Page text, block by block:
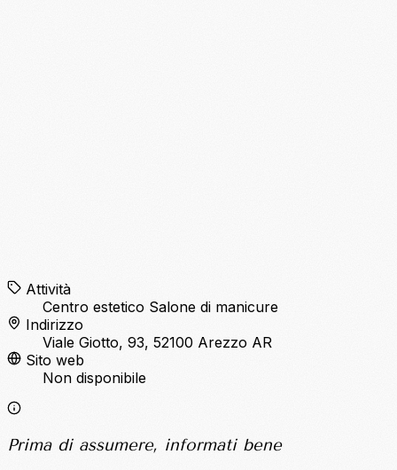
Attività
Centro estetico Salone di manicure
Indirizzo
Viale Giotto, 93, 52100 Arezzo AR
Sito web
Non disponibile
Prima di assumere, informati bene